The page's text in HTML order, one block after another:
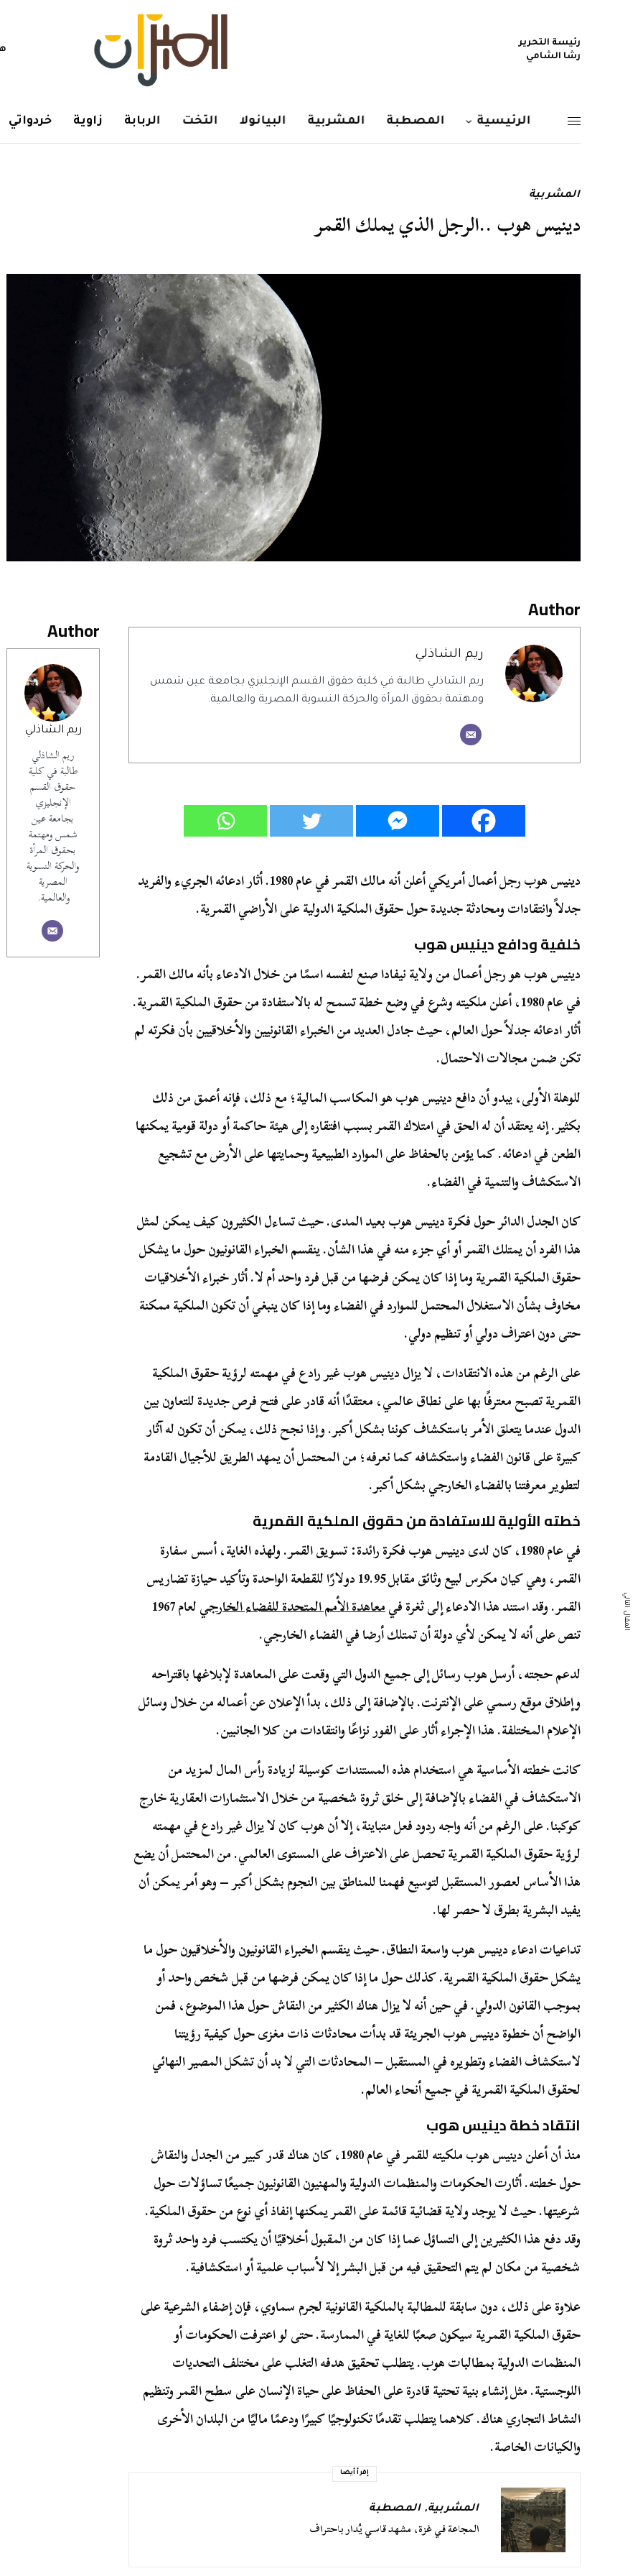
رئيسة التحرير
رشا الشامي
الرئيسية المصطبة المشربية البيانولا التخت الربابة زاوية خردواتي
المشربية
دينيس هوب ..الرجل الذي يملك القمر
Author
ريم الشاذلي
ريم الشاذلي
طالبة في كلية
حقوق القسم
الإنجليزي
بجامعة عين
شمس ومهتمة
بحقوق المرأة
والحركة النسوية
المصرية
والعالمية.
Author
ريم الشاذلي
ريم الشاذلي طالبة في كلية حقوق القسم الإنجليزي بجامعة عين شمس
ومهتمة بحقوق المرأة والحركة النسوية المصرية والعالمية.
دينيس هوب رجل أعمال أمريكي أعلن أنه مالك القمر في عام 1980. أثار ادعائه الجريء والفريد
جدلاً وانتقادات ومحادثة جديدة حول حقوق الملكية الدولية على الأراضي القمرية.
خلفية ودافع دينيس هوب
دينيس هوب هو رجل أعمال من ولاية نيفادا صنع لنفسه اسمًا من خلال الادعاء بأنه مالك القمر.
في عام 1980، أعلن ملكيته وشرع في وضع خطة تسمح له بالاستفادة من حقوق الملكية القمرية.
أثار ادعائه جدلاً حول العالم، حيث جادل العديد من الخبراء القانونيين والأخلاقيين بأن فكرته لم
تكن ضمن مجالات الاحتمال.
للوهلة الأولى، يبدو أن دافع دينيس هوب هو المكاسب المالية؛ مع ذلك، فإنه أعمق من ذلك
بكثير. إنه يعتقد أن له الحق في امتلاك القمر بسبب افتقاره إلى هيئة حاكمة أو دولة قومية يمكنها
الطعن في ادعائه. كما يؤمن بالحفاظ على الموارد الطبيعية وحمايتها على الأرض مع تشجيع
الاستكشاف والتنمية في الفضاء.
كان الجدل الدائر حول فكرة دينيس هوب بعيد المدى. حيث تساءل الكثيرون كيف يمكن لمثل
هذا الفرد أن يمتلك القمر أو أي جزء منه في هذا الشأن. ينقسم الخبراء القانونيون حول ما يشكل
حقوق الملكية القمرية وما إذا كان يمكن فرضها من قبل فرد واحد أم لا. أثار خبراء الأخلاقيات
مخاوف بشأن الاستغلال المحتمل للموارد في الفضاء وما إذا كان ينبغي أن تكون الملكية ممكنة
حتى دون اعتراف دولي أو تنظيم دولي.
على الرغم من هذه الانتقادات، لا يزال دينيس هوب غير رادع في مهمته لرؤية حقوق الملكية
القمرية تصبح معترفًا بها على نطاق عالمي، معتقدًا أنه قادر على فتح فرص جديدة للتعاون بين
الدول عندما يتعلق الأمر باستكشاف كوننا بشكل أكبر. وإذا نجح ذلك، يمكن أن تكون له آثار
كبيرة على قانون الفضاء واستكشافه كما نعرفه؛ من المحتمل أن يمهد الطريق للأجيال القادمة
لتطوير معرفتنا بالفضاء الخارجي بشكل أكبر.
خطته الأولية للاستفادة من حقوق الملكية القمرية
في عام 1980، كان لدى دينيس هوب فكرة رائدة: تسويق القمر. ولهذه الغاية، أسس سفارة
القمر، وهي كيان مكرس لبيع وثائق مقابل 19.95 دولارًا للقطعة الواحدة وتأكيد حيازة تضاريس
القمر. وقد استند هذا الادعاء إلى ثغرة فيمعاهدة الأمم المتحدة للفضاء الخارجي
لعام 1967
تنص على أنه لا يمكن لأي دولة أن تمتلك أرضا في الفضاء الخارجي.
لدعم حجته، أرسل هوب رسائل إلى جميع الدول التي وقعت على المعاهدة لإبلاغها باقتراحه
وإطلاق موقع رسمي على الإنترنت. بالإضافة إلى ذلك، بدأ الإعلان عن أعماله من خلال وسائل
الإعلام المختلفة. هذا الإجراء أثار على الفور نزاعًا وانتقادات من كلا الجانبين.
كانت خطته الأساسية هي استخدام هذه المستندات كوسيلة لزيادة رأس المال لمزيد من
الاستكشاف في الفضاء بالإضافة إلى خلق ثروة شخصية من خلال الاستثمارات العقارية خارج
كوكبنا. على الرغم من أنه واجه ردود فعل متباينة، إلا أن هوب كان لا يزال غير رادع في مهمته
لرؤية حقوق الملكية القمرية تحصل على الاعتراف على المستوى العالمي. من المحتمل أن يضع
هذا الأساس لعصور المستقبل لتوسيع فهمنا للمناطق بين النجوم بشكل أكبر – وهو أمر يمكن أن
يفيد البشرية بطرق لا حصر لها.
تداعيات ادعاء دينيس هوب واسعة النطاق. حيث ينقسم الخبراء القانونيون والأخلاقيون حول ما
يشكل حقوق الملكية القمرية. كذلك حول ما إذا كان يمكن فرضها من قبل شخص واحد أو
بموجب القانون الدولي. في حين أنه لا يزال هناك الكثير من النقاش حول هذا الموضوع، فمن
الواضح أن خطوة دينيس هوب الجريئة قد بدأت محادثات ذات مغزى حول كيفية رؤيتنا
لاستكشاف الفضاء وتطويره في المستقبل – المحادثات التي لا بد أن تشكل المصير النهائي
لحقوق الملكية القمرية في جميع أنحاء العالم.
انتقاد خطة دينيس هوب
منذ أن أعلن دينيس هوب ملكيته للقمر في عام 1980، كان هناك قدر كبير من الجدل والنقاش
حول خطته. أثارت الحكومات والمنظمات الدولية والمهنيون القانونيون جميعًا تساؤلات حول
شرعيتها. حيث لا يوجد ولاية قضائية قائمة على القمر يمكنها إنفاذ أي نوع من حقوق الملكية.
وقد دفع هذا الكثيرين إلى التساؤل عما إذا كان من المقبول أخلاقيًا أن يكتسب فرد واحد ثروة
شخصية من مكان لم يتم التحقيق فيه من قبل البشر إلا لأسباب علمية أو استكشافية.
علاوة على ذلك، دون سابقة للمطالبة بالملكية القانونية لجرم سماوي، فإن إضفاء الشرعية على
حقوق الملكية القمرية سيكون صعبًا للغاية في الممارسة. حتى لو اعترفت الحكومات أو
المنظمات الدولية بمطالبات هوب. يتطلب تحقيق هدفه التغلب على مختلف التحديات
اللوجستية. مثل إنشاء بنية تحتية قادرة على الحفاظ على حياة الإنسان على سطح القمر وتنظيم
النشاط التجاري هناك. كلاهما يتطلب تقدمًا تكنولوجيًا كبيرًا ودعمًا ماليًا من البلدان الأخرى
والكيانات الخاصة.
إقرأ أيضا
المشربية,المصطبة
المجاعة في غزة، مشهد قاسي يُدار باحتراف
المقال التالي